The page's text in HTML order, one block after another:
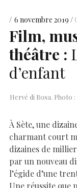
6 novembre 2019
Film,
théâtre :
d’enfant
Hervé di Rosa. Photo
À Sète, une
charmant court
dizaines de
par un nouveau
l’égide d’une
Une réussite que